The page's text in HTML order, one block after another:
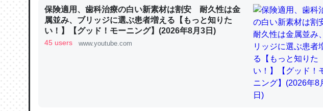
論文では「淡水はカルシウムも酸素も不足してて両方に不利だから両方が拮抗してる
は」とあって面白い。海にいる鋏角類（カブトガニ・ウミグモ）はカルシウムを使わ
チンを強化してる筈だが、酵素が違うのか？
─ニュース :: 【研究発表】昆虫学の大問題＝「昆虫はなぜ海にいないのか」に関する新仮説
保険適用、歯科治療の白い新素材は割安 耐久性は金
属並み、ブリッジに選ぶ患者増える【もっと知りた
い！】【グッド！モーニング】(2026年8月3日)
45 users www.youtube.com